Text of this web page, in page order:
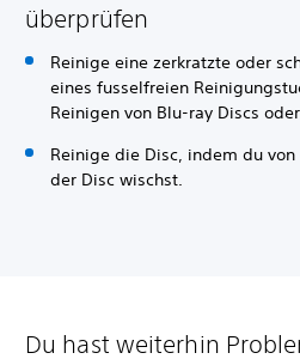
überprüfen
Reinige eine zerkratzte oder
eines fusselfreien
Reinigen von Blu-ray Discs
Reinige die Disc, indem du
der Disc wischst.
Du hast weiterhin